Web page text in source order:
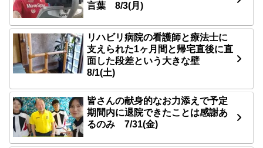
言葉 8/3(月)
リハビリ病院の看護師と療法士に
支えられた1ヶ月間と帰宅直後に直
面した段差という大きな壁
8/1(土)
皆さんの献身的なお力添えで予定
期間内に退院できたことは感謝あ
るのみ 7/31(金)